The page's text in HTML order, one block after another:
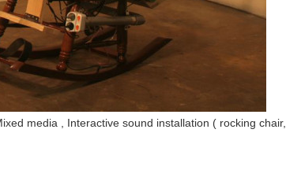
media , Interactive sound installation ( rocking